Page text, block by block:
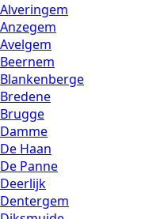
Alveringem
Anzegem
Avelgem
Beernem
Blankenberge
Bredene
Brugge
Damme
De Haan
De Panne
Deerlijk
Dentergem